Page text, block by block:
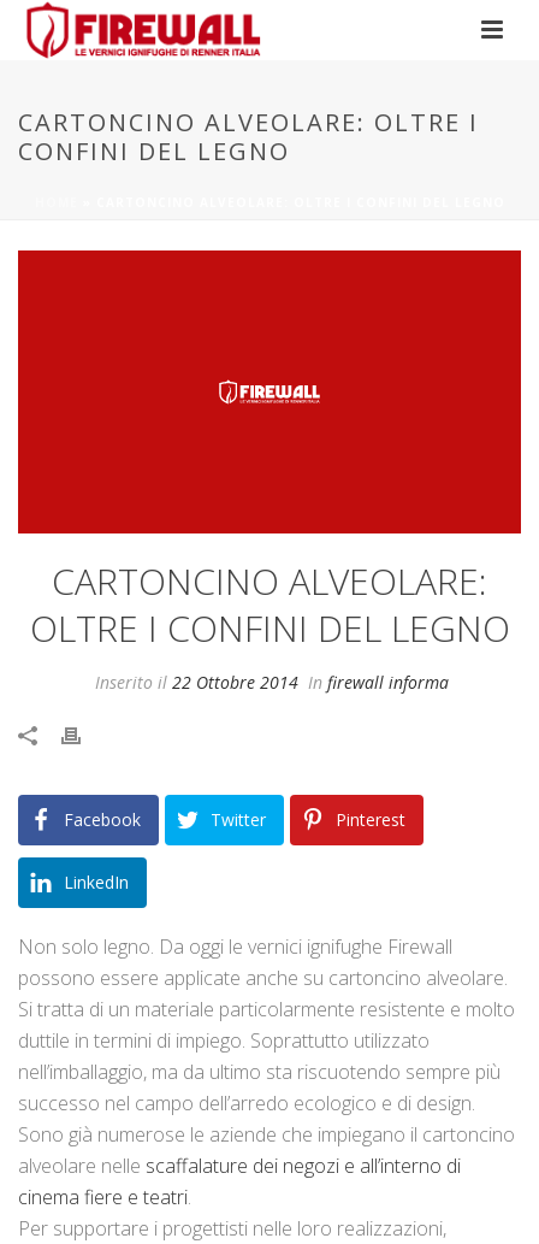
CARTONCINO ALVEOLARE: OLTRE I
CONFINI DEL LEGNO
CARTONCINO ALVEOLARE:
OLTRE I CONFINI DEL LEGNO
Inserito il 22 Ottobre 2014 In firewall informa
Facebook Twitter Pinterest
LinkedIn
Non solo legno. Da oggi le vernici ignifughe Firewall
possono essere applicate anche su cartoncino alveolare.
Si tratta di un materiale particolarmente resistente e molto
duttile in termini di impiego. Soprattutto utilizzato
nell’imballaggio, ma da ultimo sta riscuotendo sempre più
successo nel campo dell’arredo ecologico e di design.
Sono già numerose le aziende che impiegano il cartoncino
alveolare nelle scaffalature dei negozi e all’interno di
cinema fiere e teatri.
Per supportare i progettisti nelle loro realizzazioni,